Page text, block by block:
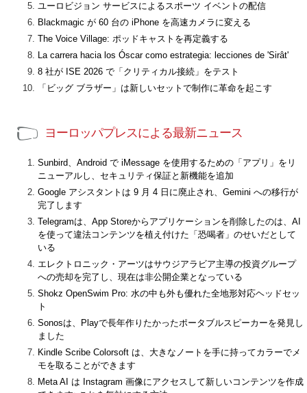
ユーロビジョン サービスによるスポーツ イベントの配信
Blackmagic が 60 台の iPhone を高速カメラに変える
The Voice Village: ポッドキャストを再定義する
La carrera hacia los Óscar como estrategia: lecciones de 'Sirât'
8 社が ISE 2026 で「クリティカル接続」をテスト
「ビッグ ブラザー」は新しいセットで制作に革命を起こす
ヨーロッパプレスによる最新ニュース
Sunbird、Android で iMessage を使用するための「アプリ」をリ
ニューアルし、セキュリティ保証と新機能を追加
Google アシスタントは 9 月 4 日に廃止され、Gemini への移行が
完了します
Telegramは、App Storeからアプリケーションを削除したのは、AI
を使って違法コンテンツを植え付けた「恐喝者」のせいだとして
いる
エレクトロニック・アーツはサウジアラビア主導の投資グループ
への売却を完了し、現在は非公開企業となっている
Shokz OpenSwim Pro: 水の中も外も優れた全地形対応ヘッドセッ
ト
Sonosは、Playで長年作りたかったポータブルスピーカーを発見し
ました
Kindle Scribe Colorsoft は、大きなノートを手に持ってカラーでメ
モを取ることができます
Meta AI は Instagram 画像にアクセスして新しいコンテンツを作成